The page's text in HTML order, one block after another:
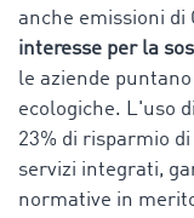
anche emissioni di
interesse per la
le aziende
ecologiche. L'uso
23% di risparmio di
servizi integrati,
normative in